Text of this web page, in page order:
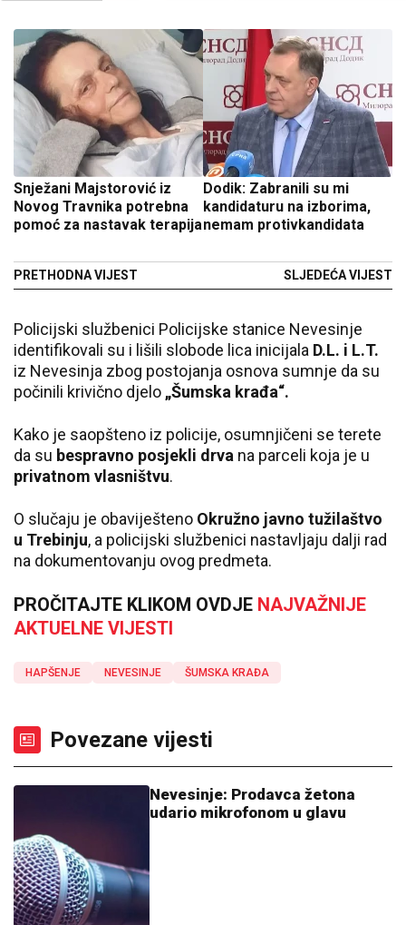
Snježani Majstorović iz
Novog Travnika potrebna
pomoć za nastavak terapija
PRETHODNA VIJEST
Dodik: Zabranili su mi
kandidaturu na izborima,
nemam protivkandidata
SLJEDEĆA VIJEST
Policijski službenici Policijske stanice Nevesinje
identifikovali su i lišili slobode lica inicijala D.L. i L.T.
iz Nevesinja zbog postojanja osnova sumnje da su
počinili krivično djelo „Šumska krađa“.
Kako je saopšteno iz policije, osumnjičeni se terete
da su bespravno posjekli drva na parceli koja je u
privatnom vlasništvu.
O slučaju je obaviješteno Okružno javno tužilaštvo
u Trebinju, a policijski službenici nastavljaju dalji rad
na dokumentovanju ovog predmeta.
PROČITAJTE KLIKOM OVDJE NAJVAŽNIJE
AKTUELNE VIJESTI
HAPŠENJE NEVESINJE ŠUMSKA KRAĐA
Povezane vijesti
Nevesinje: Prodavca žetona
udario mikrofonom u glavu